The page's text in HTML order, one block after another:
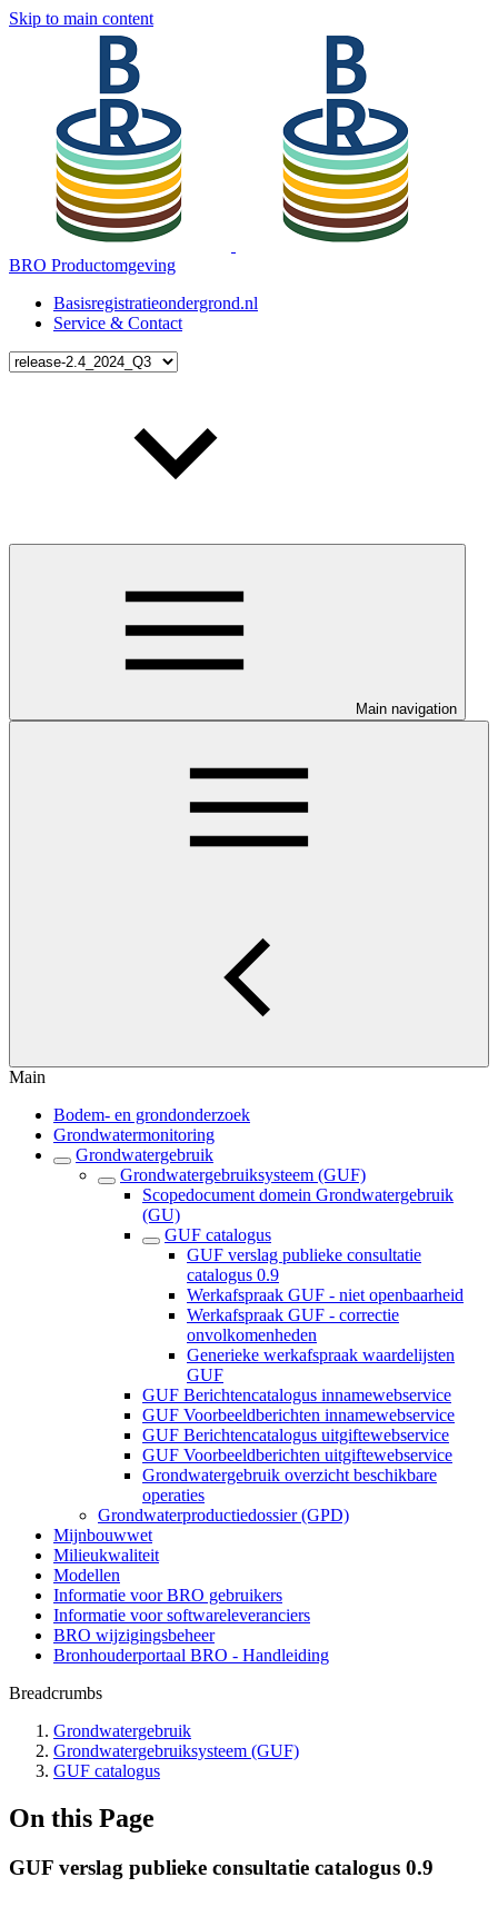
Skip to main content
BRO Productomgeving
Basisregistratieondergrond.nl
Service & Contact
Main navigation
Main
Bodem- en grondonderzoek
Grondwatermonitoring
Grondwatergebruik
Grondwatergebruiksysteem (GUF)
Scopedocument domein Grondwatergebruik
(GU)
GUF catalogus
GUF verslag publieke consultatie
catalogus 0.9
Werkafspraak GUF - niet openbaarheid
Werkafspraak GUF - correctie
onvolkomenheden
Generieke werkafspraak waardelijsten
GUF
GUF Berichtencatalogus innamewebservice
GUF Voorbeeldberichten innamewebservice
GUF Berichtencatalogus uitgiftewebservice
GUF Voorbeeldberichten uitgiftewebservice
Grondwatergebruik overzicht beschikbare
operaties
Grondwaterproductiedossier (GPD)
Mijnbouwwet
Milieukwaliteit
Modellen
Informatie voor BRO gebruikers
Informatie voor softwareleveranciers
BRO wijzigingsbeheer
Bronhouderportaal BRO - Handleiding
Breadcrumbs
Grondwatergebruik
Grondwatergebruiksysteem (GUF)
GUF catalogus
On this Page
GUF verslag publieke consultatie catalogus 0.9